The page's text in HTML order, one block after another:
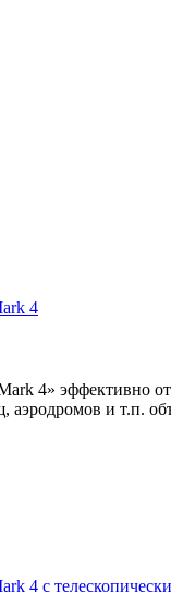
4
4» эффективно
и т.п.
4 с